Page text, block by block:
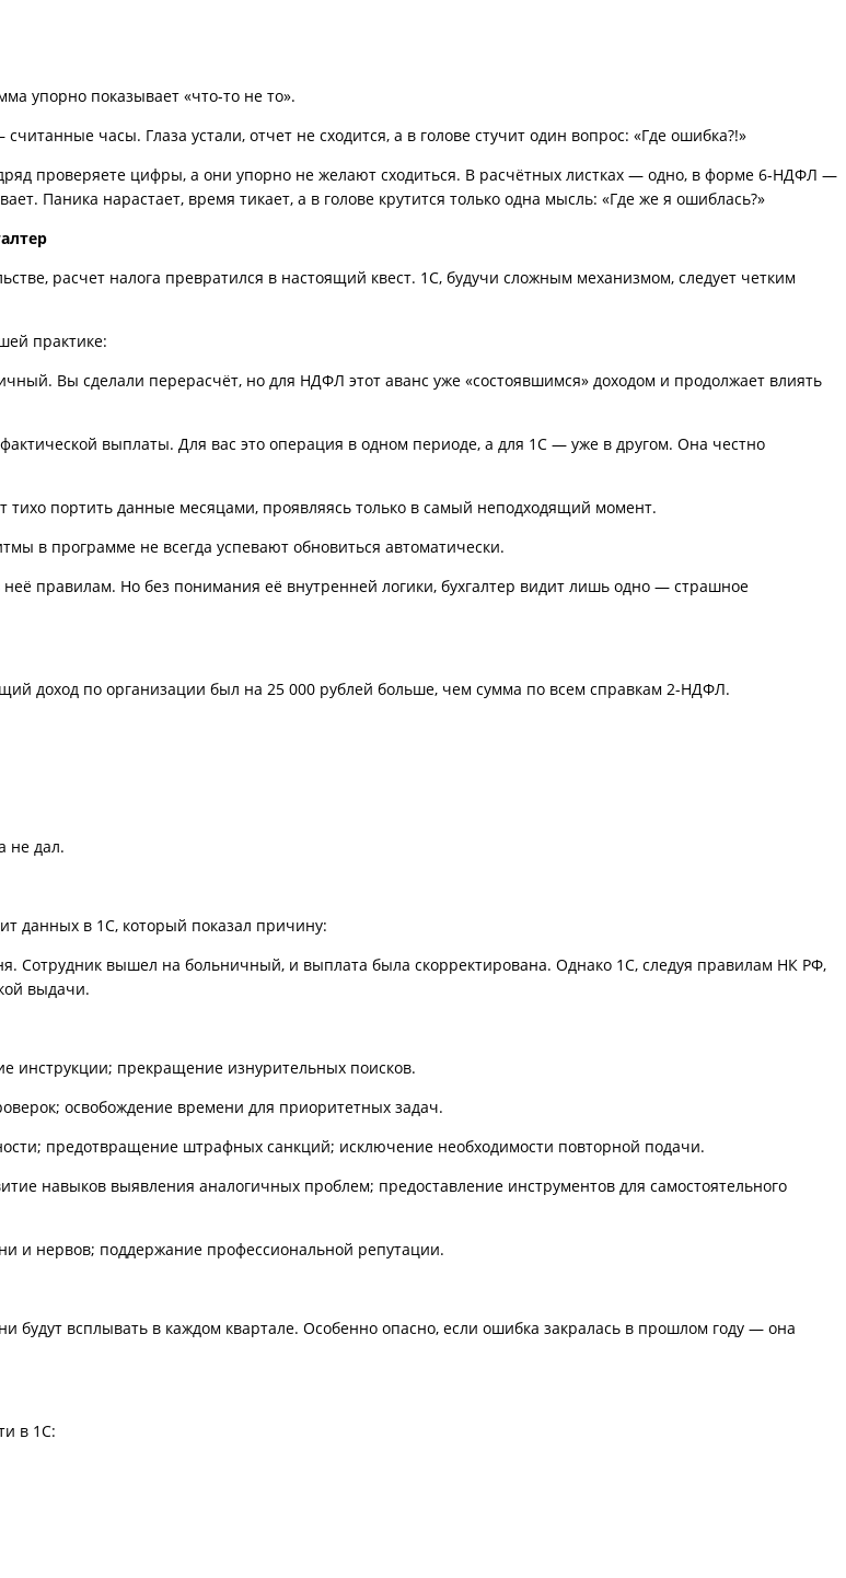
упорно показывает «что-то не то».
часы. Глаза устали, отчет не сходится, а в голове стучит один вопрос: «Где ошибка?!»
проверяете цифры, а они упорно не желают сходиться. В расчётных листках — одно, в форме 6-НДФЛ —
Паника нарастает, время тикает, а в голове крутится только одна мысль: «Где же я ошиблась?»
расчет налога превратился в настоящий квест. 1С, будучи сложным механизмом, следует четким
практике:
Вы сделали перерасчёт, но для НДФЛ этот аванс уже «состоявшимся» доходом и продолжает влиять
выплаты. Для вас это операция в одном периоде, а для 1С — уже в другом. Она честно
портить данные месяцами, проявляясь только в самый неподходящий момент.
в программе не всегда успевают обновиться автоматически.
правилам. Но без понимания её внутренней логики, бухгалтер видит лишь одно — страшное
доход по организации был на 25 000 рублей больше, чем сумма по всем справкам 2-НДФЛ.
не дал.
данных в 1С, который показал причину:
Сотрудник вышел на больничный, и выплата была скорректирована. Однако 1С, следуя правилам НК РФ,
выдачи.
прекращение изнурительных поисков.
освобождение времени для приоритетных задач.
предотвращение штрафных санкций; исключение необходимости повторной подачи.
навыков выявления аналогичных проблем; предоставление инструментов для самостоятельного
и нервов; поддержание профессиональной репутации.
всплывать в каждом квартале. Особенно опасно, если ошибка закралась в прошлом году — она
в 1С: